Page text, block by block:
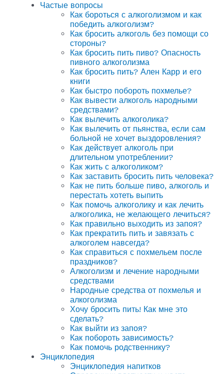
Частые вопросы
Как бороться с алкоголизмом и как
победить алкоголизм?
Как бросить алкоголь без помощи со
стороны?
Как бросить пить пиво? Опасность
пивного алкоголизма
Как бросить пить? Ален Карр и его
книги
Как быстро побороть похмелье?
Как вывести алкоголь народными
средствами?
Как вылечить алкоголика?
Как вылечить от пьянства, если сам
больной не хочет выздоровления?
Как действует алкоголь при
длительном употреблении?
Как жить с алкоголиком?
Как заставить бросить пить человека?
Как не пить больше пиво, алкоголь и
перестать хотеть выпить
Как помочь алкоголику и как лечить
алкоголика, не желающего лечиться?
Как правильно выходить из запоя?
Как прекратить пить и завязать с
алкоголем навсегда?
Как справиться с похмельем после
праздников?
Алкоголизм и лечение народными
средствами
Народные средства от похмелья и
алкоголизма
Хочу бросить пить! Как мне это
сделать?
Как выйти из запоя?
Как побороть зависимость?
Как помочь родственнику?
Энциклопедия
Энциклопедия напитков